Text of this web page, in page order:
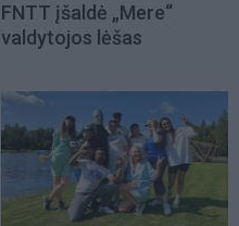
FNTT įšaldė „Mere“
valdytojos lėšas